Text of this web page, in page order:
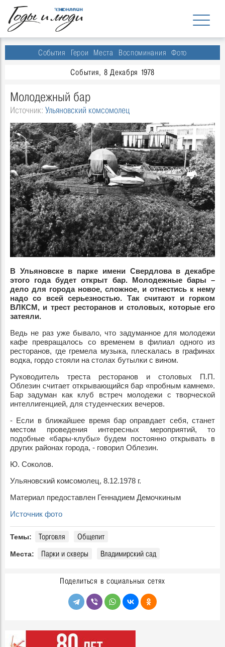
События Герои Места Воспоминания Фото
События, 8 Декабря 1978
Молодежный бар
Источник: Ульяновский комсомолец
В Ульяновске в парке имени Свердлова в декабре
этого года будет открыт бар. Молодежные бары –
дело для города новое, сложное, и отнестись к нему
надо со всей серьезностью. Так считают и горком
ВЛКСМ, и трест ресторанов и столовых, которые его
затеяли.
Ведь не раз уже бывало, что задуманное для молодежи
кафе превращалось со временем в филиал одного из
ресторанов, где гремела музыка, плескалась в графинах
водка, гордо стояли на столах бутылки с вином.
Руководитель треста ресторанов и столовых П.П.
Облезин считает открывающийся бар «пробным камнем».
Бар задуман как клуб встреч молодежи с творческой
интеллигенцией, для студенческих вечеров.
- Если в ближайшее время бар оправдает себя, станет
местом проведения интересных мероприятий, то
подобные «бары-клубы» будем постоянно открывать в
других районах города, - говорил Облезин.
Ю. Соколов.
Ульяновский комсомолец, 8.12.1978 г.
Материал предоставлен Геннадием Демочкиным
Источник фото
Темы: Торговля Общепит
Места: Парки и скверы Владимирский сад
Поделиться в социальных сетях